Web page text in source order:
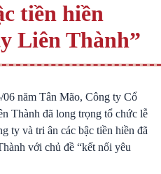
tiền hiền
Liên Thành”
năm Tân Mão, Công ty Cổ
Thành đã long trọng tổ chức lễ
ty và tri ân các bậc tiền hiền đã
với chủ đề “kết nối yêu